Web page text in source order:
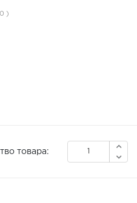
)
товара: